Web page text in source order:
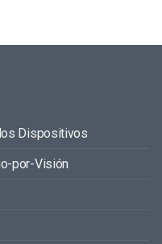
Dispositivos
por-Visión